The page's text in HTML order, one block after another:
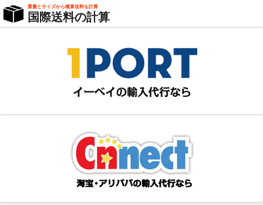
重量とサイズから概算送料を計算
国際送料の計算